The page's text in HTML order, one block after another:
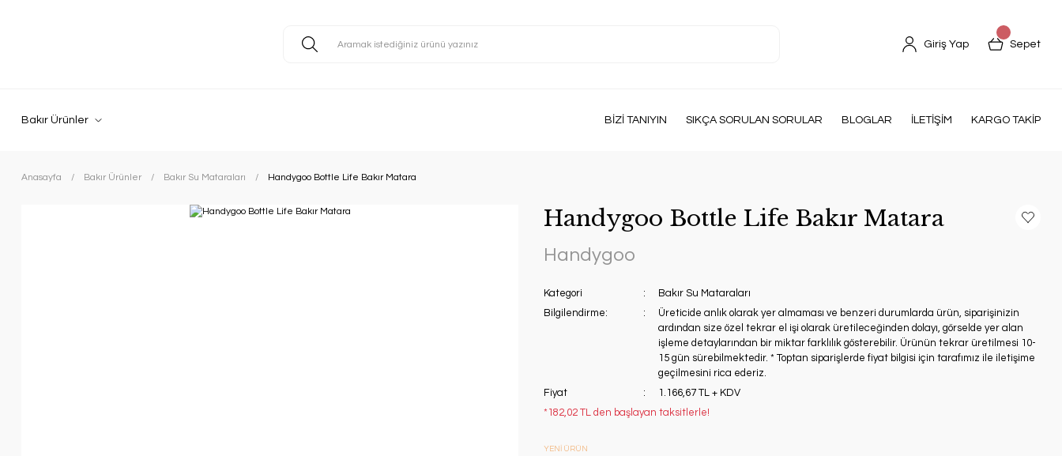
Giriş Yap Sepet
Bakır Ürünler BİZİ TANIYIN SIKÇA SORULAN SORULAR BLOGLAR İLETİŞİM KARGO TAKİP
Anasayfa Bakır Ürünler Bakır Su Mataraları Handygoo Bottle Life Bakır Matara
Handygoo Bottle Life Bakır Matara
Handygoo
Kategori
Bakır Su Mataraları
Bilgilendirme:
Üreticide anlık olarak yer almaması ve benzeri durumlarda ürün, siparişinizin
ardından size özel tekrar el işi olarak üretileceğinden dolayı, görselde yer alan
işleme detaylarından bir miktar farklılık gösterebilir. Ürünün tekrar üretilmesi 10-
15 gün sürebilmektedir. * Toptan siparişlerde fiyat bilgisi için tarafımız ile iletişime
geçilmesini rica ederiz.
Fiyat
1.166,67 TL + KDV
*182,02 TL den başlayan taksitlerle!
YENİ ÜRÜN